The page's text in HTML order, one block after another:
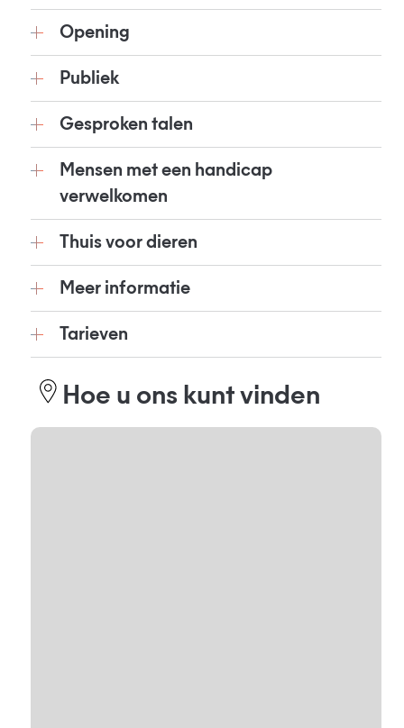
Opening
Publiek
Gesproken talen
Mensen met een handicap
verwelkomen
Thuis voor dieren
Meer informatie
Tarieven
Hoe u ons kunt vinden